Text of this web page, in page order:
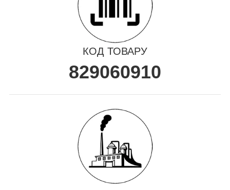
КОД ТОВАРУ
829060910